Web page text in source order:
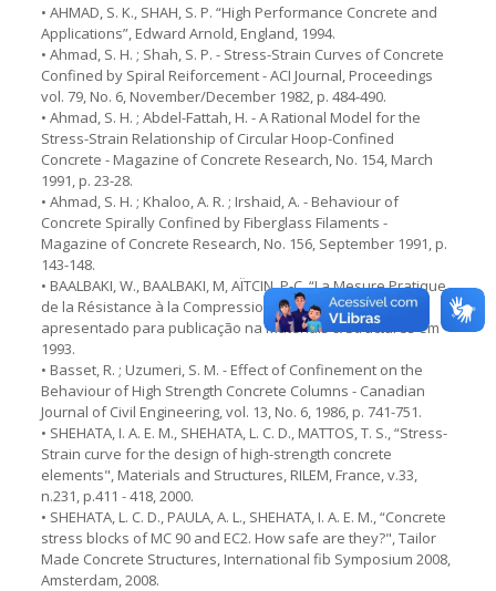
• AHMAD, S. K., SHAH, S. P. “High Performance Concrete and
Applications”, Edward Arnold, England, 1994.
• Ahmad, S. H. ; Shah, S. P. - Stress-Strain Curves of Concrete
Confined by Spiral Reiforcement - ACI Journal, Proceedings
vol. 79, No. 6, November/December 1982, p. 484-490.
• Ahmad, S. H. ; Abdel-Fattah, H. - A Rational Model for the
Stress-Strain Relationship of Circular Hoop-Confined
Concrete - Magazine of Concrete Research, No. 154, March
1991, p. 23-28.
• Ahmad, S. H. ; Khaloo, A. R. ; Irshaid, A. - Behaviour of
Concrete Spirally Confined by Fiberglass Filaments -
Magazine of Concrete Research, No. 156, September 1991, p.
143-148.
• BAALBAKI, W., BAALBAKI, M, AÏTCIN, P-C, “La Mesure Pratique
de la Résistance à la Compression des Betons”, Trabalho
apresentado para publicação na Materials & Structures em
1993.
• Basset, R. ; Uzumeri, S. M. - Effect of Confinement on the
Behaviour of High Strength Concrete Columns - Canadian
Journal of Civil Engineering, vol. 13, No. 6, 1986, p. 741-751.
• SHEHATA, I. A. E. M., SHEHATA, L. C. D., MATTOS, T. S., “Stress-
Strain curve for the design of high-strength concrete
elements", Materials and Structures, RILEM, France, v.33,
n.231, p.411 - 418, 2000.
• SHEHATA, L. C. D., PAULA, A. L., SHEHATA, I. A. E. M., “Concrete
stress blocks of MC 90 and EC2. How safe are they?", Tailor
Made Concrete Structures, International fib Symposium 2008,
Amsterdam, 2008.